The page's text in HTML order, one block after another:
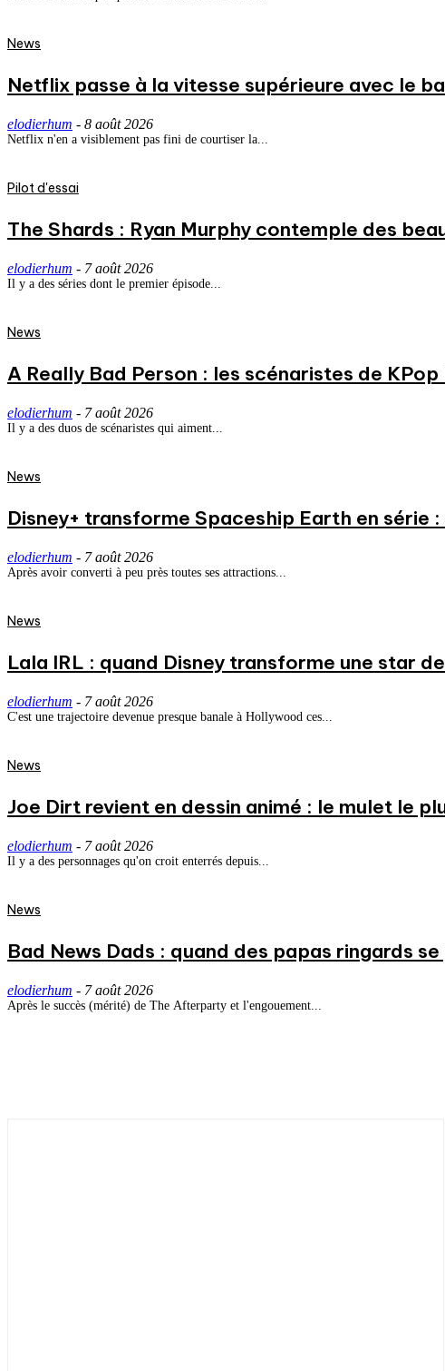
News
Netflix passe à la vitesse supérieure avec le
elodierhum - 8 août 2026
Netflix n'en a visiblement pas fini de courtiser la...
Pilot d'essai
The Shards : Ryan Murphy contemple des
elodierhum - 7 août 2026
Il y a des séries dont le premier épisode...
News
A Really Bad Person : les scénaristes de
elodierhum - 7 août 2026
Il y a des duos de scénaristes qui aiment...
News
Disney+ transforme Spaceship Earth en
elodierhum - 7 août 2026
Après avoir converti à peu près toutes ses attractions...
News
Lala IRL : quand Disney transforme une star
elodierhum - 7 août 2026
C'est une trajectoire devenue presque banale à Hollywood ces...
News
Joe Dirt revient en dessin animé : le mulet le
elodierhum - 7 août 2026
Il y a des personnages qu'on croit enterrés depuis...
News
Bad News Dads : quand des papas ringards
elodierhum - 7 août 2026
Après le succès (mérité) de The Afterparty et l'engouement...